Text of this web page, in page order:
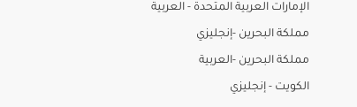
الإمارات العربية المتحدة - العربية
مملكة البحرين -إنجليزي
مملكة البحرين -العربية
الكويت - إنجليزي